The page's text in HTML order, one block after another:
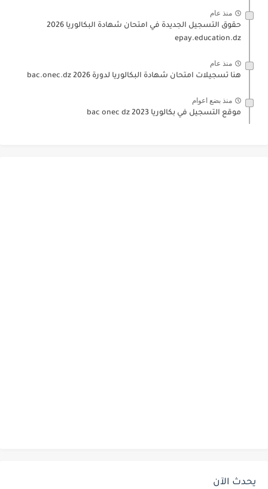
منذ عام
حقوق التسجيل الجديدة في امتحان شهادة البكالوريا 2026
epay.education.dz
منذ عام
هنا تسجيلات امتحان شهادة البكالوريا لدورة 2026 bac.onec.dz
منذ بضع اعوام
موقع التسجيل في بكالوريا 2023 bac onec dz
يحدث الآن